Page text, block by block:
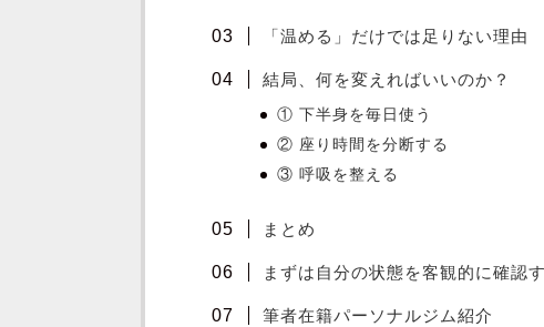
「温める」だけでは足りない理由
結局、何を変えればいいのか？
① 下半身を毎日使う
② 座り時間を分断する
③ 呼吸を整える
まとめ
まずは自分の状態を客観的に確認
筆者在籍パーソナルジム紹介